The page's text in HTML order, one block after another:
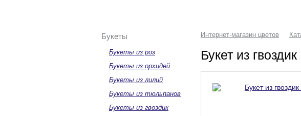
Букеты
Букеты из роз
Букеты из орхидей
Букеты из лилий
Букеты из тюльпанов
Букеты из гвоздик
Интернет-магазин цветов
Букет из